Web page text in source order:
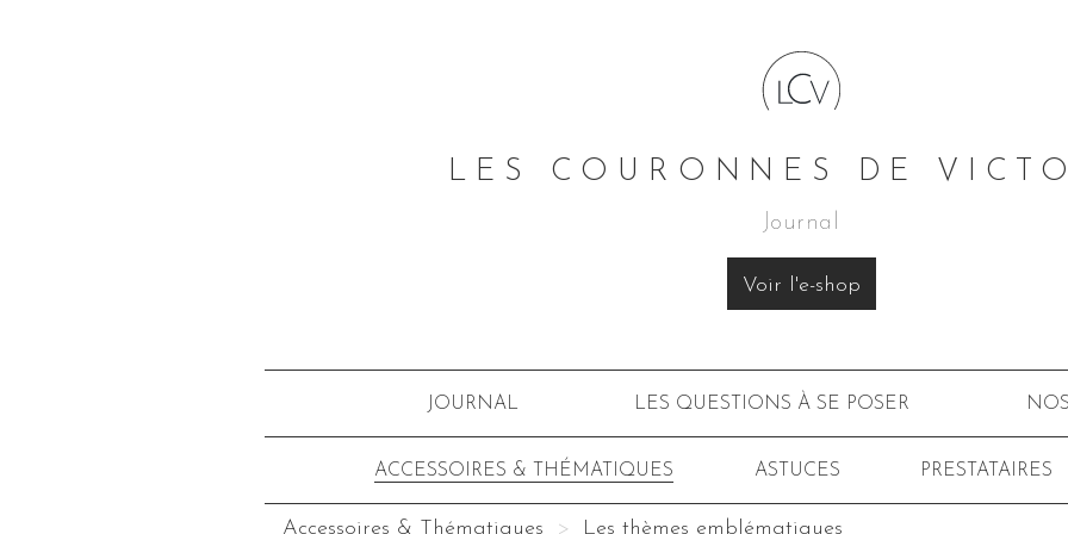
LES COURONNES DE
Journal
Voir l'e-shop
JOURNAL LES QUESTIONS À SE POSER
ACCESSOIRES & THÉMATIQUES ASTUCES PRESTATAIRES
Accessoires & Thématiques Les thèmes emblématiques